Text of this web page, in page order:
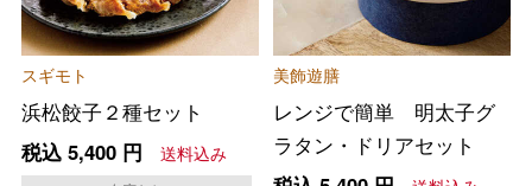
スギモト
浜松餃子２種セット
税込 5,400円 送料込み
美飾遊膳
レンジで簡単 明太子グ
ラタン・ドリアセット